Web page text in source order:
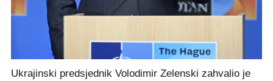
Ukrajinski predsjednik Volodimir Zelenski zahvalio je